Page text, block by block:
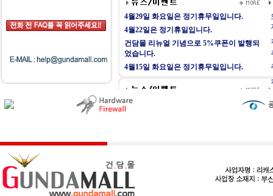
4월29일 화요일은 정기휴무일입니다.
4월22일은 정기휴일입니다.
건담몰 리뉴얼 기념으로 5%쿠폰이 발행되
었습니다.
4월15일 화요일은 정기휴무일입니다.